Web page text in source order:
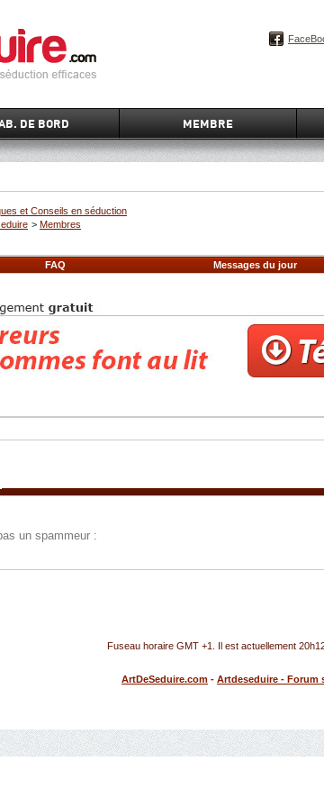
DE BORD MEMBRE
et Conseils en séduction
> Membres
FAQ Messages du jour
un spammeur :
Fuseau horaire GMT +1. Il est actuellement
ArtDeSeduire.com - Artdeseduire - Forum